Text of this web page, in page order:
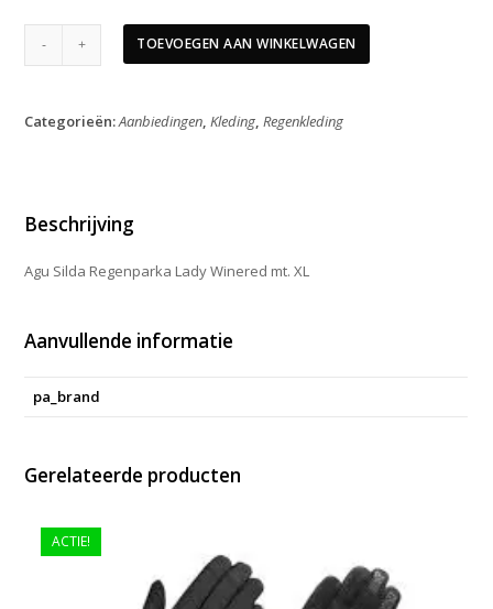
Winered
TOEVOEGEN AAN WINKELWAGEN
Categorieën:Aanbiedingen,Kleding,Regenkleding
Beschrijving
Agu Silda Regenparka Lady Winered mt. XL
Aanvullende informatie
pa_brand
Gerelateerde producten
ACTIE!